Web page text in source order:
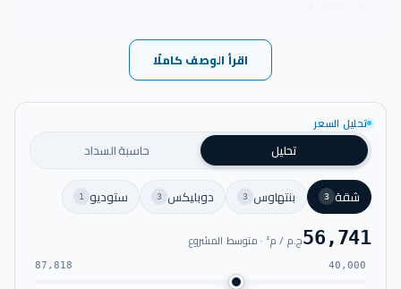
أهم المعالم القريبة من كمبوند سوانيو العاصمة الادارية الجديدة:
Capital على بعد دقائق من قلب العاصمة.
كما أن المسافة الفاصلة بين كمبوند سوانيو العاصمة الإدارية
وحي السفارات وأرض المعارض دقائق قليلة فقط.
يمكنك الوصول من كمبوند سوانيو العاصمة الإدارية إلى فندق
الماسة بحوالي 10 دقائق.
اقرأ الوصف كاملًا
تحليل السعر
تحليل حاسبة السداد
شقة 3 بنتهاوس 3 دوبليكس 3 ستوديو 1
56,741ج.م / م² · متوسط المشروع
40,000
87,818